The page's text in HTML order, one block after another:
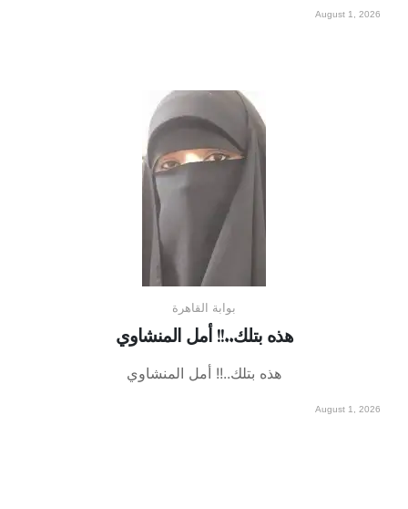
August 1, 2026
بوابة القاهرة
هذه بتلك..!! أمل المنشاوي
هذه بتلك..!! أمل المنشاوي
August 1, 2026